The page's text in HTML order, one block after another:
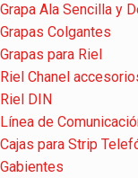
Grapa Ala Sencilla y
Grapas Colgantes
Grapas para Riel
Riel Chanel
Riel DIN
Línea de
Cajas para Strip
Gabientes